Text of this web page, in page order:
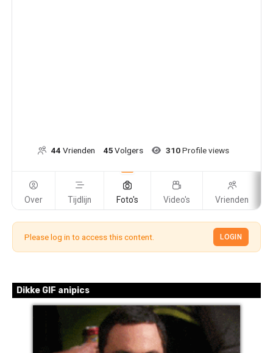
44 Vrienden 45Volgers 310Profile views
Over Tijdlijn Foto's Video's Vrienden
Please log in to access this content. LOGIN
Dikke GIF anipics